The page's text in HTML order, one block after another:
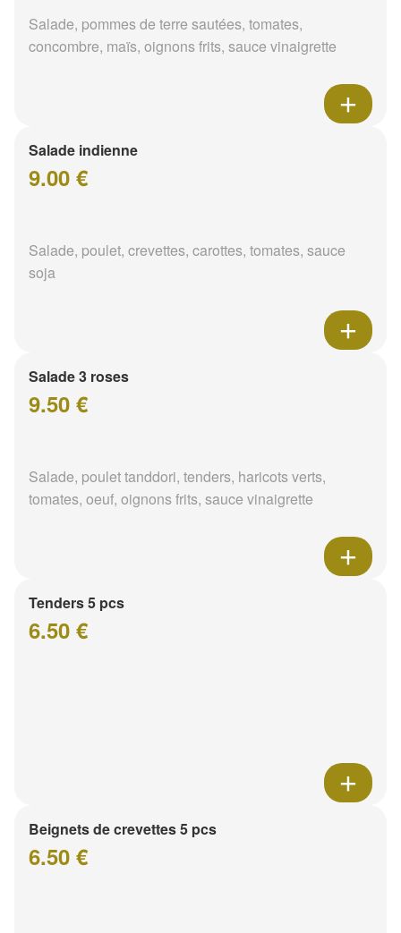
Salade, pommes de terre sautées, tomates,
concombre, maïs, oignons frits, sauce vinaigrette
Salade indienne
9.00 €
Salade, poulet, crevettes, carottes, tomates, sauce
soja
Salade 3 roses
9.50 €
Salade, poulet tanddori, tenders, haricots verts,
tomates, oeuf, oignons frits, sauce vinaigrette
Tenders 5 pcs
6.50 €
Beignets de crevettes 5 pcs
6.50 €